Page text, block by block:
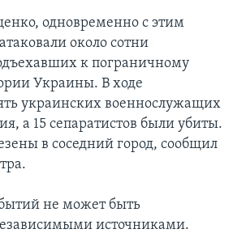
одновременно с этим
около сотни
к пограничному
Украины. В ходе
украинских военнослужащих
а 15 сепаратистов были убиты.
в соседний город, сообщил
не может быть
источниками.